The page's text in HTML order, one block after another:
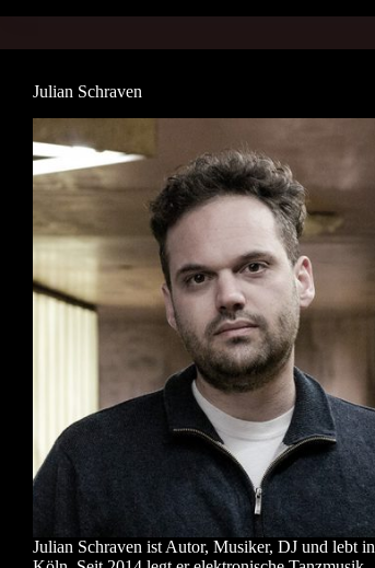
Julian Schraven
Julian Schraven ist Autor, Musiker, DJ und lebt in